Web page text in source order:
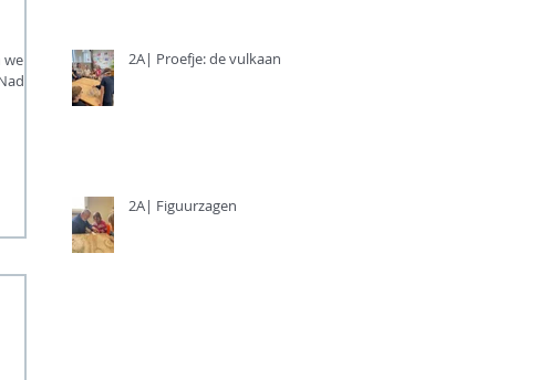
we
2A| Proefje: de vulkaan
2A| Figuurzagen